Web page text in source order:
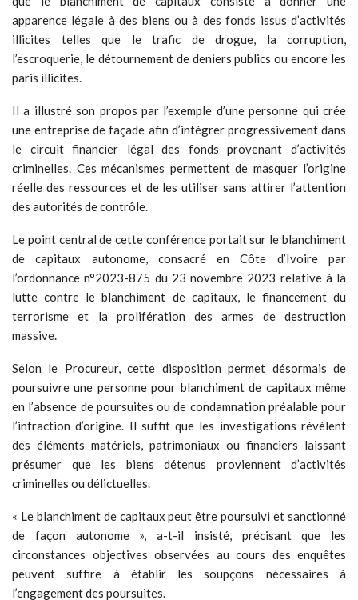
apparence légale à des biens ou à des fonds issus d’activités
illicites telles que le trafic de drogue, la corruption,
l’escroquerie, le détournement de deniers publics ou encore les
paris illicites.
Il a illustré son propos par l’exemple d’une personne qui crée
une entreprise de façade afin d’intégrer progressivement dans
le circuit financier légal des fonds provenant d’activités
criminelles. Ces mécanismes permettent de masquer l’origine
réelle des ressources et de les utiliser sans attirer l’attention
des autorités de contrôle.
Le point central de cette conférence portait sur le blanchiment
de capitaux autonome, consacré en Côte d’Ivoire par
l’ordonnance n°2023-875 du 23 novembre 2023 relative à la
lutte contre le blanchiment de capitaux, le financement du
terrorisme et la prolifération des armes de destruction
massive.
Selon le Procureur, cette disposition permet désormais de
poursuivre une personne pour blanchiment de capitaux même
en l’absence de poursuites ou de condamnation préalable pour
l’infraction d’origine. Il suffit que les investigations révèlent
des éléments matériels, patrimoniaux ou financiers laissant
présumer que les biens détenus proviennent d’activités
criminelles ou délictuelles.
« Le blanchiment de capitaux peut être poursuivi et sanctionné
de façon autonome », a-t-il insisté, précisant que les
circonstances objectives observées au cours des enquêtes
peuvent suffire à établir les soupçons nécessaires à
l’engagement des poursuites.